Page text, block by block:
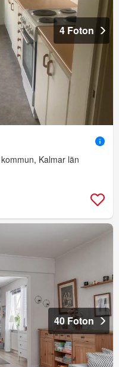
4 Foton
Kalmar län
40 Foton